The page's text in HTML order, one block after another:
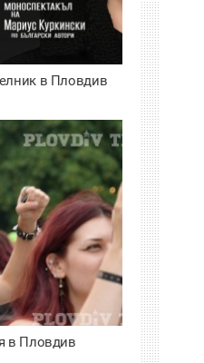
в Пловдив
в Пловдив